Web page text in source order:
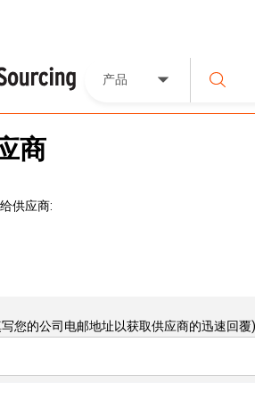
产品
商
供应商:
您的公司电邮地址以获取供应商的迅速回覆)